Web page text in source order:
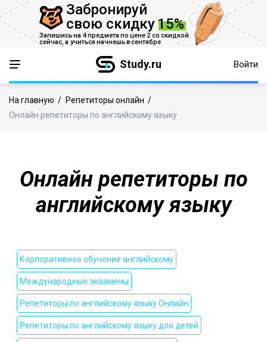
Забронируй
свою скидку 15%
Запишись на 4 предмета по цене 2 со скидкой
сейчас, а учиться начнешь в сентябре
Study.ru Войти
На главную / Репетиторы онлайн /
Онлайн репетиторы по английскому языку
Онлайн репетиторы по
английскому языку
Корпоративное обучение английскому
Международные экзамены
Репетиторы по английскому языку Онлайн
Репетиторы по английскому языку для детей